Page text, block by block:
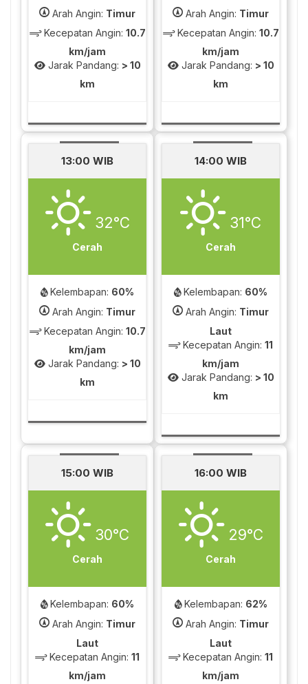
Arah Angin: Timur
Kecepatan Angin: 10.7
km/jam
Jarak Pandang: > 10
km
Arah Angin: Timur
Kecepatan Angin: 10.7
km/jam
Jarak Pandang: > 10
km
13:00 WIB
32°C
Cerah
Kelembapan: 60%
Arah Angin: Timur
Kecepatan Angin: 10.7
km/jam
Jarak Pandang: > 10
km
14:00 WIB
31°C
Cerah
Kelembapan: 60%
Arah Angin: Timur
Laut
Kecepatan Angin: 11
km/jam
Jarak Pandang: > 10
km
15:00 WIB
30°C
Cerah
Kelembapan: 60%
Arah Angin: Timur
Laut
Kecepatan Angin: 11
km/jam
16:00 WIB
29°C
Cerah
Kelembapan: 62%
Arah Angin: Timur
Laut
Kecepatan Angin: 11
km/jam